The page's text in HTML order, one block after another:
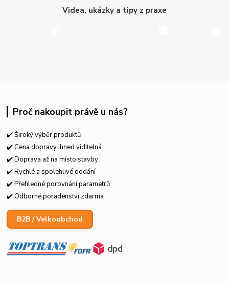
Videa, ukázky a tipy z praxe
Proč nakoupit právě u nás?
✔️ Široký výběr produktů
✔️ Cena dopravy ihned viditelná
✔️ Doprava až na místo stavby
✔️ Rychlé a spolehlivé dodání
✔️ Přehledné porovnání parametrů
✔️ Odborné poradenství zdarma
B2B / Velkoobchod